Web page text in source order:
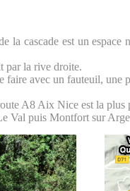
la cascade est un
par la rive droite.
faire avec un fauteuil, une
A8 Aix Nice est la plus
Val puis Montfort sur